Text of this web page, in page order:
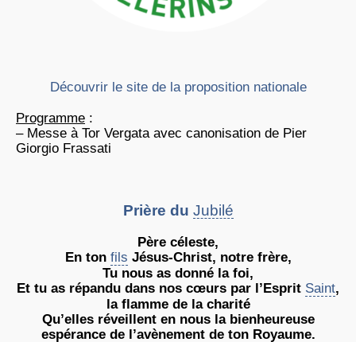
Découvrir le site de la proposition nationale
Programme :
– Messe à Tor Vergata avec canonisation de Pier
Giorgio Frassati
Prière du Jubilé
Père céleste,
En ton fils Jésus-Christ, notre frère,
Tu nous as donné la foi,
Et tu as répandu dans nos cœurs par l’Esprit Saint,
la flamme de la charité
Qu’elles réveillent en nous la bienheureuse
espérance de l’avènement de ton Royaume.